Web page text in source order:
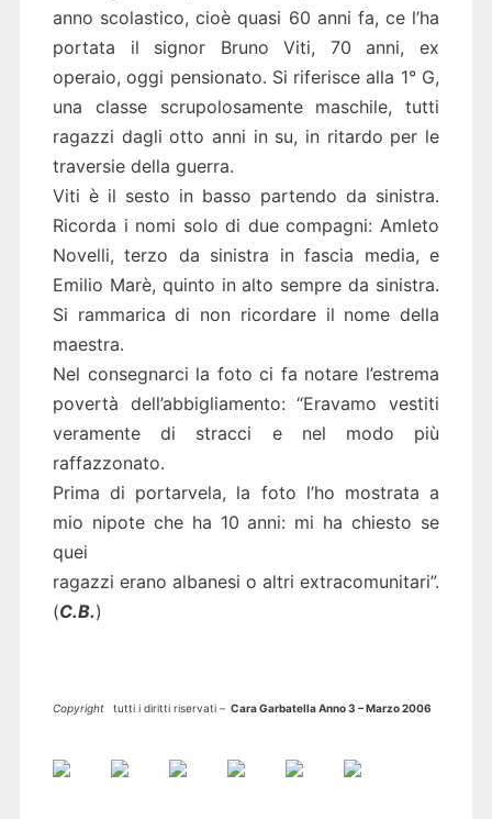
anno scolastico, cioè quasi 60 anni fa, ce l’ha
portata il signor Bruno Viti, 70 anni, ex
operaio, oggi pensionato. Si riferisce alla 1° G,
una classe scrupolosamente maschile, tutti
ragazzi dagli otto anni in su, in ritardo per le
traversie della guerra.
Viti è il sesto in basso partendo da sinistra.
Ricorda i nomi solo di due compagni: Amleto
Novelli, terzo da sinistra in fascia media, e
Emilio Marè, quinto in alto sempre da sinistra.
Si rammarica di non ricordare il nome della
maestra.
Nel consegnarci la foto ci fa notare l’estrema
povertà dell’abbigliamento: “Eravamo vestiti
veramente di stracci e nel modo più
raffazzonato.
Prima di portarvela, la foto l’ho mostrata a
mio nipote che ha 10 anni: mi ha chiesto se
quei
ragazzi erano albanesi o altri extracomunitari”.
(C.B.)
Copyright tutti i diritti riservati – Cara Garbatella Anno 3 – Marzo 2006